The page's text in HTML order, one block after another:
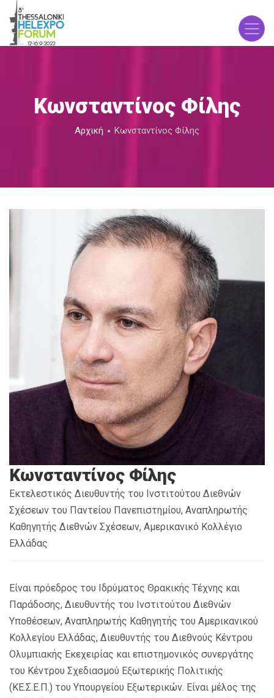
Παράκαμψη
προς
Κωνσταντίνος Φίλης
Breadcrumb
Αρχική Κωνσταντίνος Φίλης
Κωνσταντίνος Φίλης
Εκτελεστικός Διευθυντής του Ινστιτούτου Διεθνών
Σχέσεων του Παντείου Πανεπιστημίου, Αναπληρωτής
Καθηγητής Διεθνών Σχέσεων, Αμερικανικό Κολλέγιο
Ελλάδας
Είναι πρόεδρος του Ιδρύματος Θρακικής Τέχνης και
Παράδοσης, Διευθυντής του Ινστιτούτου Διεθνών
Υποθέσεων, Αναπληρωτής Καθηγητής του Αμερικανικού
Κολλεγίου Ελλάδας, Διευθυντής του Διεθνούς Κέντρου
Ολυμπιακής Εκεχειρίας και επιστημονικός συνεργάτης
του Κέντρου Σχεδιασμού Εξωτερικής Πολιτικής
(ΚΕ.Σ.Ε.Π.) του Υπουργείου Εξωτερικών. Είναι μέλος της